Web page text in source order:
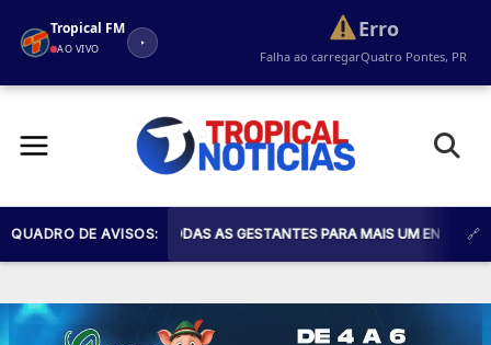
Tropical FM
AO VIVO
Erro
Falha ao carregarQuatro Pontes, PR
QUADRO DE AVISOS:
CONVIDA TODAS AS GESTANTES PARA MAIS UM ENCONTRO DO